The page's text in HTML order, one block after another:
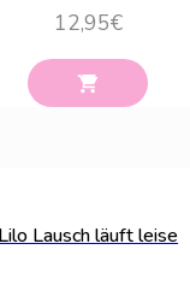
12,95€
Lilo Lausch läuft leise